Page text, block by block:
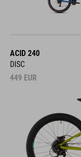
ACID 240
DISC
449 EUR